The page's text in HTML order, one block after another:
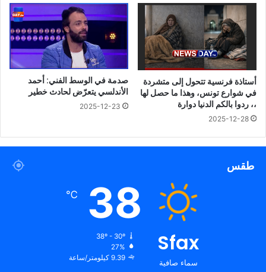
أستاذة فرنسية تتحول إلى متشردة
في شوارع تونس، وهذا ما حصل لها
،، ردوا بالكم الدنيا دوارة
2025-12-28
صدمة في الوسط الفني: أحمد
الأندلسي يتعرّض لحادث خطير
2025-12-23
طقس
Sfax
سماء صافية
38
℃
38º - 30º
27%
9.39 كيلومتر/ساعة